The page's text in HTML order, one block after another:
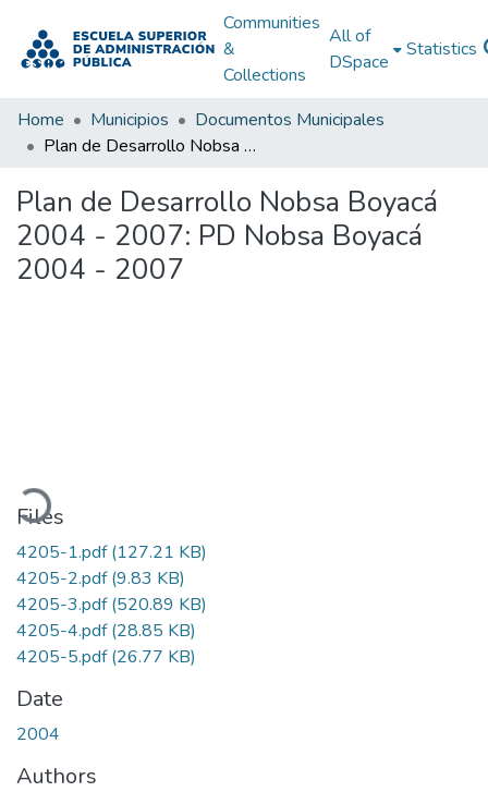
Communities
&
Collections
All of
DSpace
Statistics
Home Municipios
Documentos Municipales
Plan de Desarrollo Nobsa Boyacá 2004 - 2007: PD Nobsa Boyacá 2004 - 2007
Plan de Desarrollo Nobsa Boyacá
2004 - 2007: PD Nobsa Boyacá
2004 - 2007
Files
4205-1.pdf(127.21 KB)
4205-2.pdf(9.83 KB)
4205-3.pdf(520.89 KB)
4205-4.pdf(28.85 KB)
4205-5.pdf(26.77 KB)
Date
2004
Authors